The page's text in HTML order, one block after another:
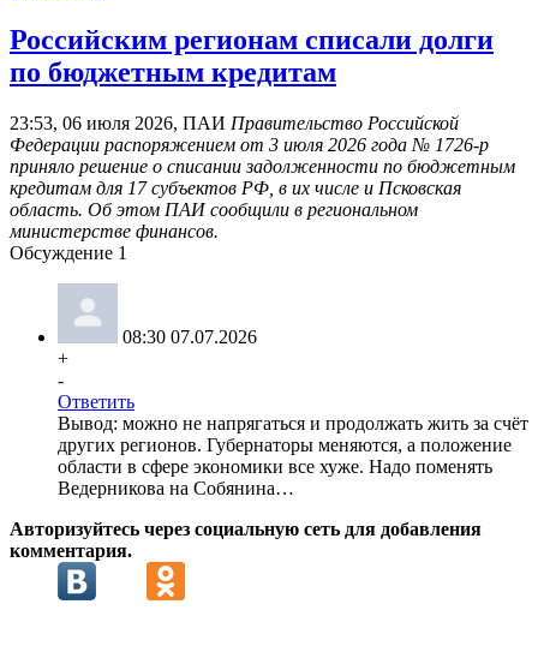
Российским регионам списали долги
по бюджетным кредитам
23:53, 06 июля 2026, ПАИ Правительство Российской
Федерации распоряжением от 3 июля 2026 года № 1726‑р
приняло решение о списании задолженности по бюджетным
кредитам для 17 субъектов РФ, в их числе и Псковская
область. Об этом ПАИ сообщили в региональном
министерстве финансов.
Обсуждение 1
08:30 07.07.2026
+
-
Ответить
Вывод: можно не напрягаться и продолжать жить за счёт
других регионов. Губернаторы меняются, а положение
области в сфере экономики все хуже. Надо поменять
Ведерникова на Собянина…
Авторизуйтесь через социальную сеть для добавления
комментария.